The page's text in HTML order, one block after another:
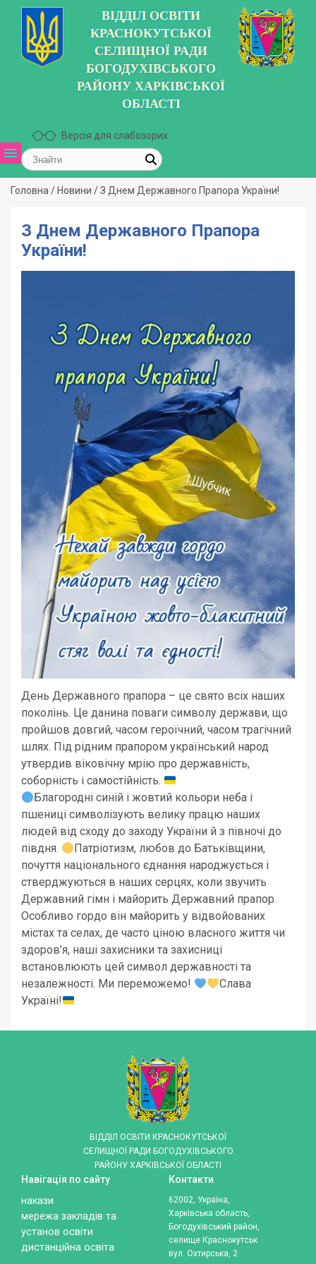
ВІДДІЛ ОСВІТИ
КРАСНОКУТСЬКОЇ
СЕЛИЩНОЇ РАДИ
БОГОДУХІВСЬКОГО
РАЙОНУ ХАРКІВСЬКОЇ
ОБЛАСТІ
Версія для слабозорих
Головна / Новини /З Днем Державного Прапора України!
З Днем Державного Прапора
України!
День Державного прапора – це свято всіх наших
поколінь. Це данина поваги символу держави, що
пройшов довгий, часом героїчний, часом трагічний
шлях. Під рідним прапором український народ
утвердив віковічну мрію про державність,
соборність і самостійність.
Благородні синій і жовтий кольори неба і
пшениці символізують велику працю наших
людей від сходу до заходу України й з півночі до
півдня.
Патріотизм, любов до Батьківщини,
почуття національного єднання народжується і
стверджуються в наших серцях, коли звучить
Державний гімн і майорить Державний прапор.
Особливо гордо він майорить у відвойованих
містах та селах, де часто ціною власного життя чи
здоров’я, наші захисники та захисниці
встановлюють цей символ державності та
незалежності. Ми переможемо!
Слава
Україні!
ВІДДІЛ ОСВІТИ КРАСНОКУТСЬКОЇ
СЕЛИЩНОЇ РАДИ БОГОДУХІВСЬКОГО
РАЙОНУ ХАРКІВСЬКОЇ ОБЛАСТІ
Навігація по сайту
накази
мережа закладів та
установ освіти
дистанційна освіта
Контакти
62002, Україна,
Харківська область,
Богодухівський район,
селище Краснокутськ
вул. Охтирська, 2